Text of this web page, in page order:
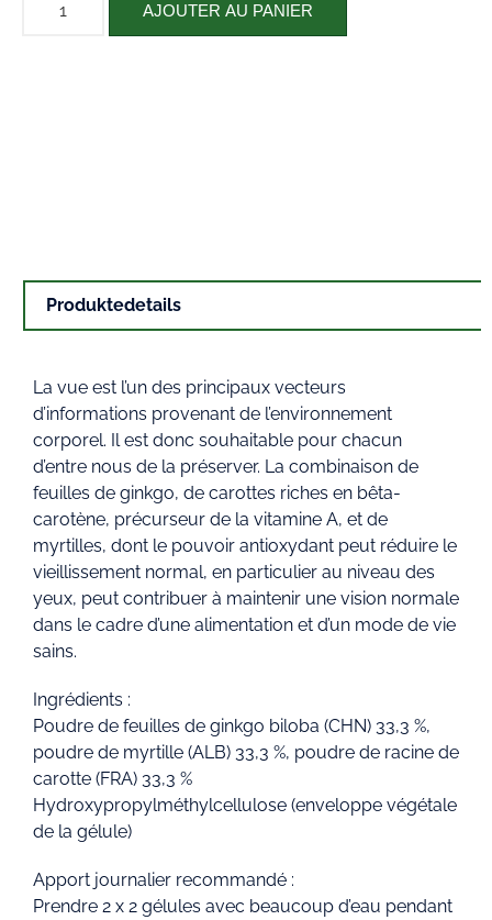
AJOUTER AU PANIER
Produktedetails
La vue est l’un des principaux vecteurs
d’informations provenant de l’environnement
corporel. Il est donc souhaitable pour chacun
d’entre nous de la préserver. La combinaison de
feuilles de ginkgo, de carottes riches en bêta-
carotène, précurseur de la vitamine A, et de
myrtilles, dont le pouvoir antioxydant peut réduire le
vieillissement normal, en particulier au niveau des
yeux, peut contribuer à maintenir une vision normale
dans le cadre d’une alimentation et d’un mode de vie
sains.
Ingrédients :
Poudre de feuilles de ginkgo biloba (CHN) 33,3 %,
poudre de myrtille (ALB) 33,3 %, poudre de racine de
carotte (FRA) 33,3 %
Hydroxypropylméthylcellulose (enveloppe végétale
de la gélule)
Apport journalier recommandé :
Prendre 2 x 2 gélules avec beaucoup d’eau pendant